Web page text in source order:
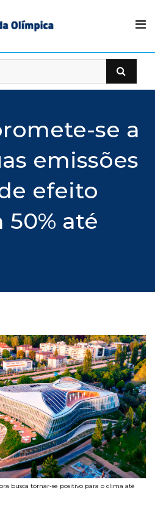
se a
emissões
efeito
até
busca tornar-se positivo para o clima até